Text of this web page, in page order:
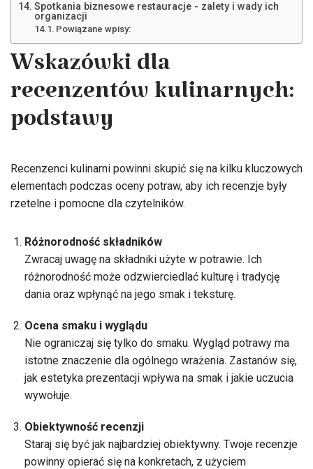
Spotkania biznesowe restauracje - zalety i wady ich
organizacji
Powiązane wpisy:
Wskazówki dla
recenzentów kulinarnych:
podstawy
Recenzenci kulinarni powinni skupić się na kilku kluczowych
elementach podczas oceny potraw, aby ich recenzje były
rzetelne i pomocne dla czytelników.
Różnorodność składników
Zwracaj uwagę na składniki użyte w potrawie. Ich
różnorodność może odzwierciedlać kulturę i tradycję
dania oraz wpłynąć na jego smak i teksturę.
Ocena smaku i wyglądu
Nie ograniczaj się tylko do smaku. Wygląd potrawy ma
istotne znaczenie dla ogólnego wrażenia. Zastanów się,
jak estetyka prezentacji wpływa na smak i jakie uczucia
wywołuje.
Obiektywność recenzji
Staraj się być jak najbardziej obiektywny. Twoje recenzje
powinny opierać się na konkretach, z użyciem